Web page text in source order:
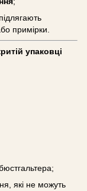
примірки.
упаковці
які не можуть